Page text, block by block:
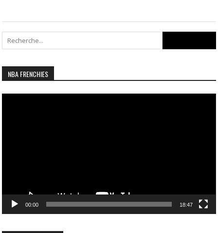
for:
NBA FRENCHIES
00:00 18:47